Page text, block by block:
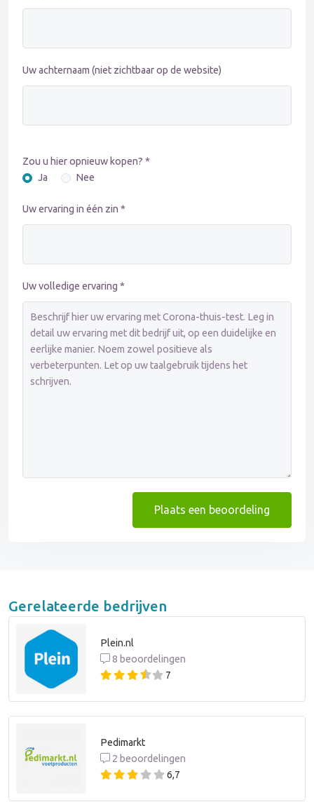
Uw achternaam (niet zichtbaar op de website)
Zou u hier opnieuw kopen? *
Ja
Nee
Uw ervaring in één zin *
Uw volledige ervaring *
Plaats een beoordeling
Gerelateerde bedrijven
Plein.nl
8 beoordelingen
7
Pedimarkt
2 beoordelingen
6,7